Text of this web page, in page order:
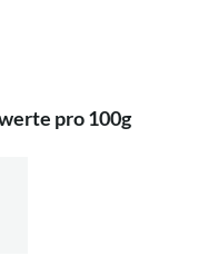
pro 100g